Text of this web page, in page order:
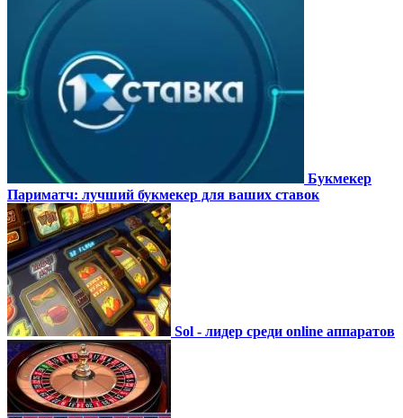
Букмекер
Париматч: лучший букмекер для ваших ставок
Sol - лидер среди online аппаратов